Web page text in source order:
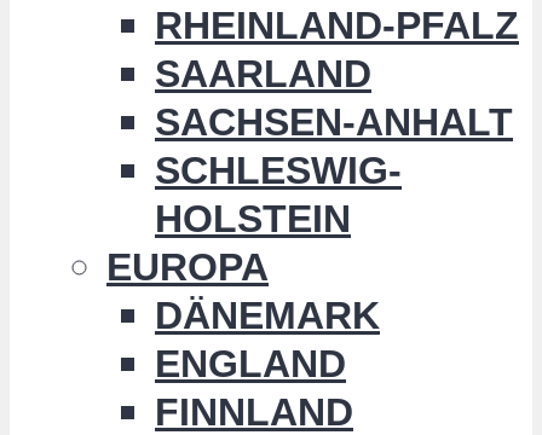
RHEINLAND-PFALZ
SAARLAND
SACHSEN-ANHALT
SCHLESWIG-
HOLSTEIN
EUROPA
DÄNEMARK
ENGLAND
FINNLAND